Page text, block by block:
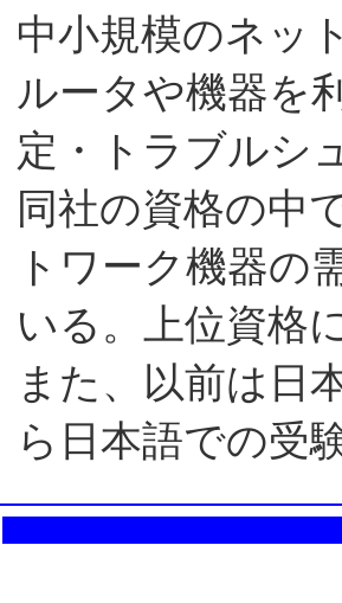
中小規模のネッ
ルータや機器を
定・トラブルシ
同社の資格の中
トワーク機器の
いる。上位資格
また、以前は日
ら日本語での受